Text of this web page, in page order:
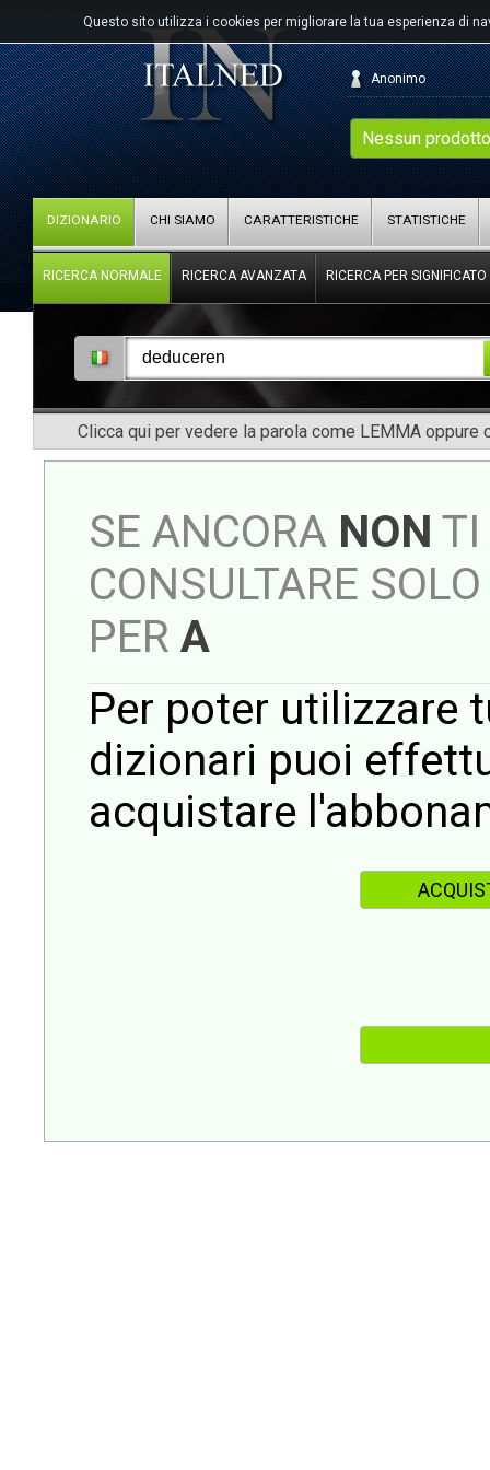
Questo sito utilizza i cookies per migliorare la tua esperienza di
Nessun
Anonimo
DIZIONARIO CHI SIAMO CARATTERISTICHE STATISTICHE
RICERCA NORMALE RICERCA AVANZATA RICERCA PER SIGNIFICATO
Clicca qui per vedere la parola come LEMMA oppure
SE ANCORA NON TI
CONSULTARE
PER A
Per poter utilizzare
dizionari puoi
acquistare